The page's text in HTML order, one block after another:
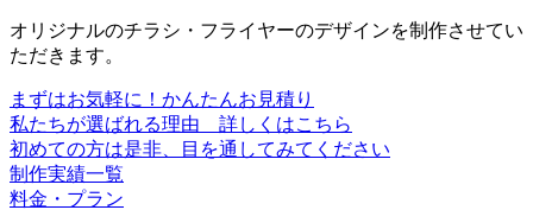
オリジナルのチラシ・フライヤーのデザインを制作させてい
ただきます。
まずはお気軽に！かんたんお見積り
私たちが選ばれる理由 詳しくはこちら
初めての方は是非、目を通してみてください
制作実績一覧
料金・プラン